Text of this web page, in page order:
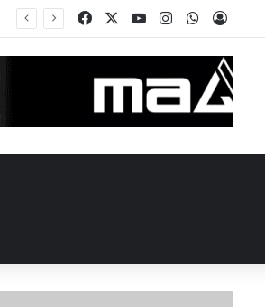
FacebookYou TubeInstagramWhatsApp
Accedi